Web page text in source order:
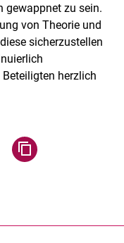
gewappnet zu sein.
von Theorie und
sicherzustellen
herzlich
teilen
WhatsApp teilen
Seite über Facebook